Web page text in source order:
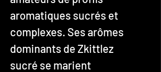
aromatiques sucrés et
complexes. Ses arômes
dominants de Zkittlez
sucré se marient